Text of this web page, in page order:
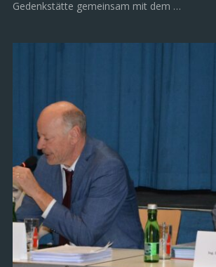
Gedenkstätte gemeinsam mit dem …